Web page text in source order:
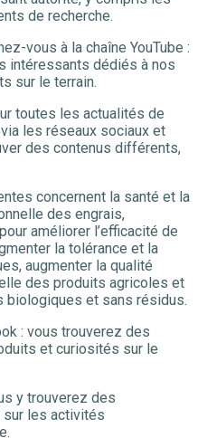
de recherche.
vous à la chaîne YouTube :
intéressants dédiés à nos
sur le terrain.
toutes les actualités de
les réseaux sociaux et
des contenus différents,
concernent la santé et la
des engrais,
améliorer l’efficacité de
la tolérance et la
augmenter la qualité
des produits agricoles et
biologiques et sans résidus.
: vous trouverez des
et curiosités sur le
y trouverez des
les activités